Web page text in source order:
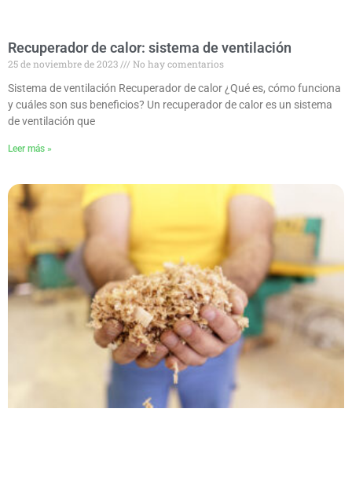
Recuperador de calor: sistema de ventilación
25 de noviembre de 2023
No hay comentarios
Sistema de ventilación Recuperador de calor ¿Qué es, cómo funciona
y cuáles son sus beneficios? Un recuperador de calor es un sistema
de ventilación que
Leer más »